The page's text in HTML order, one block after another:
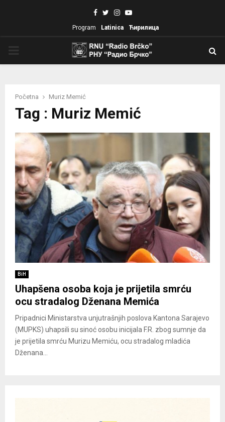
Facebook
TwitterInstagram
Youtube
Program Latinica Ћирилица
Početna Muriz Memić
Tag : Muriz Memić
BiH
Uhapšena osoba koja je prijetila smrću
ocu stradalog Dženana Memića
Pripadnici Ministarstva unjutrašnjih poslova Kantona Sarajevo
(MUPKS) uhapsili su sinoć osobu inicijala F.R. zbog sumnje da
je prijetila smrću Murizu Memiću, ocu stradalog mladića
Dženana...